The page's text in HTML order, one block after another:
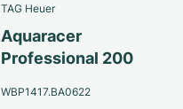
TAG Heuer
Aquaracer
Professional 200
WBP1417.BA0622